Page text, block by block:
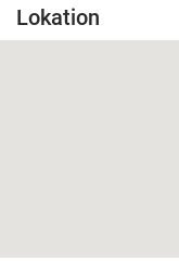
Lokation